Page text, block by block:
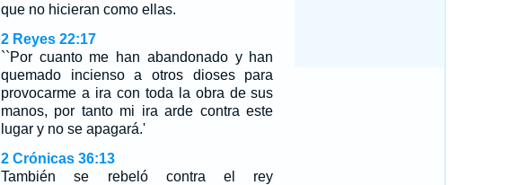
que no hicieran como ellas.
2 Reyes 22:17
``Por cuanto me han abandonado y han
quemado incienso a otros dioses para
provocarme a ira con toda la obra de sus
manos, por tanto mi ira arde contra este
lugar y no se apagará.'
2 Crónicas 36:13
También se rebeló contra el rey